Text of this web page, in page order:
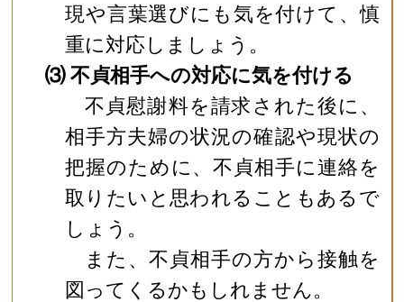
現や言葉選びにも気を付けて、慎
重に対応しましょう。
⑶ 不貞相手への対応に気を付ける
不貞慰謝料を請求された後に、
相手方夫婦の状況の確認や現状の
把握のために、不貞相手に連絡を
取りたいと思われることもあるで
しょう。
また、不貞相手の方から接触を
図ってくるかもしれません。